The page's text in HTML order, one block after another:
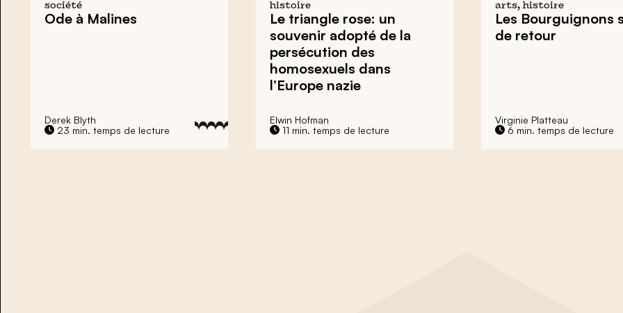
société
Ode à Malines
Derek Blyth
23 min. temps de lecture
histoire
Le triangle rose: un
souvenir adopté de la
persécution des
homosexuels dans
l’Europe nazie
Elwin Hofman
11 min. temps de lecture
arts, histoire
Les Bourguignons
de retour
Virginie Platteau
6 min. temps de lecture